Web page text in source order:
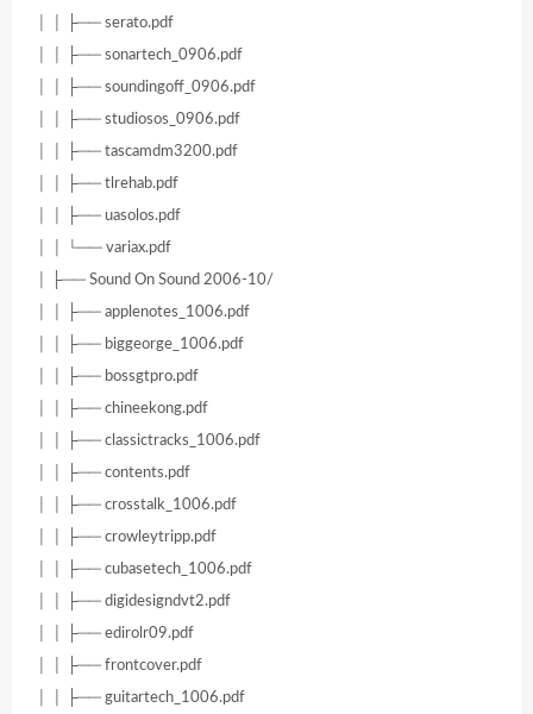
│ │ ├── serato.pdf
│ │ ├── sonartech_0906.pdf
│ │ ├── soundingoff_0906.pdf
│ │ ├── studiosos_0906.pdf
│ │ ├── tascamdm3200.pdf
│ │ ├── tlrehab.pdf
│ │ ├── uasolos.pdf
│ │ └── variax.pdf
│ ├── Sound On Sound 2006-10/
│ │ ├── applenotes_1006.pdf
│ │ ├── biggeorge_1006.pdf
│ │ ├── bossgtpro.pdf
│ │ ├── chineekong.pdf
│ │ ├── classictracks_1006.pdf
│ │ ├── contents.pdf
│ │ ├── crosstalk_1006.pdf
│ │ ├── crowleytripp.pdf
│ │ ├── cubasetech_1006.pdf
│ │ ├── digidesigndvt2.pdf
│ │ ├── edirolr09.pdf
│ │ ├── frontcover.pdf
│ │ ├── guitartech_1006.pdf